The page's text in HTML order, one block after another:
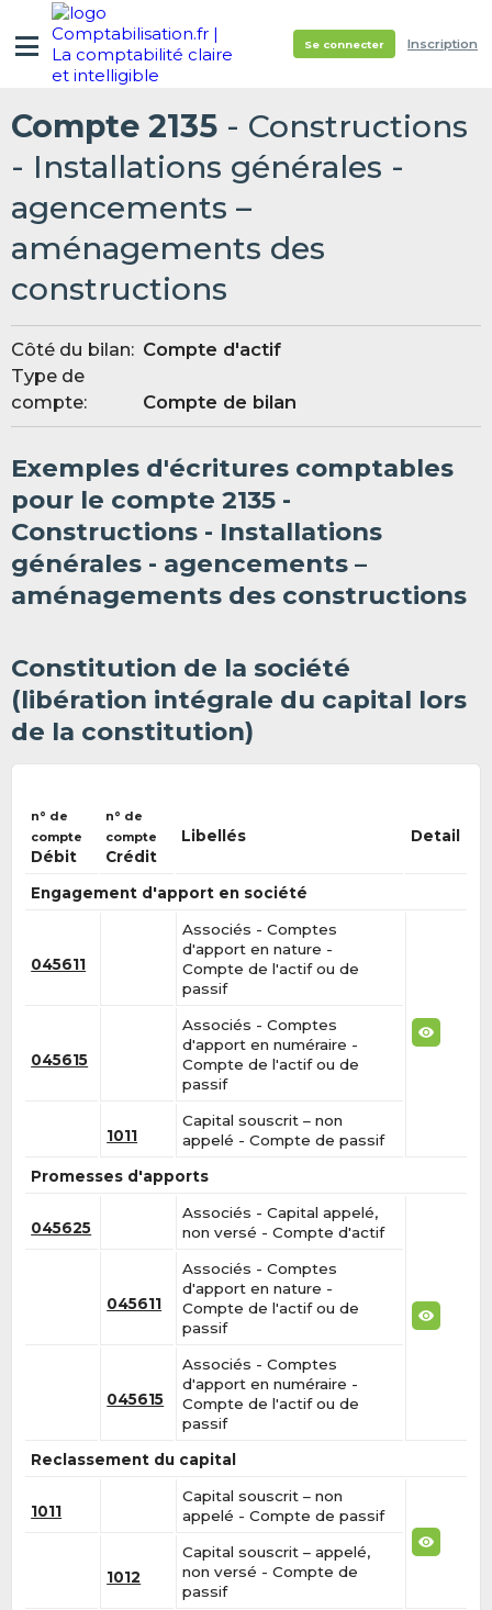
Se connecter Inscription
Compte 2135 - Constructions
- Installations générales -
agencements –
aménagements des
constructions
Côté du bilan: Compte d'actif
Type de
compte:
Compte de bilan
Exemples d'écritures comptables
pour le compte 2135 -
Constructions - Installations
générales - agencements –
aménagements des constructions
Constitution de la société
(libération intégrale du capital lors
de la constitution)
n° de
compte
Débit
n° de
compte
Crédit
Libellés Detail
Engagement d'apport en société
045611
Associés - Comptes
d'apport en nature -
Compte de l'actif ou de
passif
045615
Associés - Comptes
d'apport en numéraire -
Compte de l'actif ou de
passif
1011
Capital souscrit – non
appelé - Compte de passif
Promesses d'apports
045625
Associés - Capital appelé,
non versé - Compte d'actif
045611
Associés - Comptes
d'apport en nature -
Compte de l'actif ou de
passif
045615
Associés - Comptes
d'apport en numéraire -
Compte de l'actif ou de
passif
Reclassement du capital
1011
Capital souscrit – non
appelé - Compte de passif
1012
Capital souscrit – appelé,
non versé - Compte de
passif